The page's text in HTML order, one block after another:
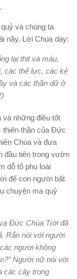
và chúng ta
nầy. Lời Chúa dạy:
lại thịt và máu,
các thế lực, các kẻ
và các thần dữ ở
và những điều tốt
thiên thần của Đức
Chúa và đưa
đầu tiên trong vườn
dỗ tổ phụ loài
để con người bất
chuyện ma quỷ
Đức Chúa Trời đã
Rắn nói với người
ngươi không
Người nữ nói với
các cây trong